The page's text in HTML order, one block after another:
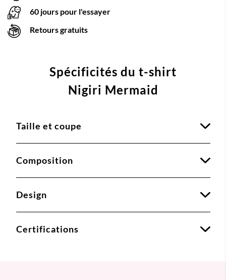
60 jours pour l'essayer
Retours gratuits
Spécificités du t-shirt
Nigiri Mermaid
Taille et coupe
Composition
Design
Certifications